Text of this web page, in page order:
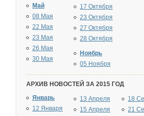
Май
08 Мая
22 Мая
23 Мая
26 Мая
30 Мая
17 Октября
23 Октября
27 Октября
28 Октября
Ноябрь
05 Ноября
АРХИВ НОВОСТЕЙ ЗА 2015 ГОД
Январь
12 Января
13 Апреля
15 Апреля
18
21